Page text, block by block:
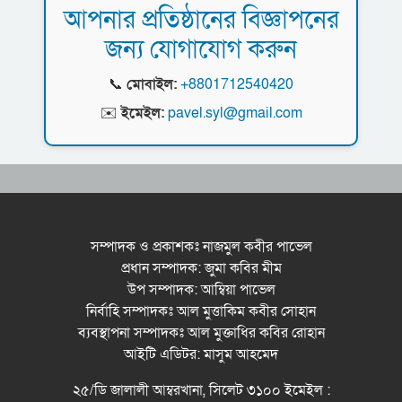
রসময় মেমোরিয়াল উচ্চ বিদ্যালয়ের নতুন ভবনের
উদ্বোধন করলেন মন্ত্রী মুক্তাদির
দিগন্তে মেট্রোপলিটন ইউনিভার্সিটি রিসার্চ সোসাইটি
জেলা পরিষদের প্রশাসক আবুল কাহের চৌধুরী জুলাই
স্মৃতিস্তম্ভে শ্রদ্ধা নিবেদন
সিলেট মহানগর ছাত্রশিবিরের মিছিল সম্পন্ন
ধরিত্রী রক্ষায় আমরা’র উদ্যোগে সিলেটে বৃক্ষ রোপনের
নর্থ ইস্ট ইউনিভার্সিটিতে রচনা ও আবৃত্তি
প্রতিযোগিতার পুরষ্কার বিতরণী অনুষ্ঠিত
সিকৃবি’তে জুলাই গণ-অভ্যুত্থান দিবস উপলক্ষে
বৃক্ষরোপণ কর্মসুচি পালন
রসময় মেমোরিয়াল উচ্চ বিদ্যালয়ের নতুন ভবনের
আপনার প্রতিষ্ঠানের বিজ্ঞাপনের
জন্য যোগাযোগ করুন
📞 মোবাইল:+8801712540420
✉️ইমেইল: pavel.syl@gmail.com
সম্পাদক ও প্রকাশকঃ নাজমুল কবীর পাভেল
প্রধান সম্পাদক: জুমা কবির মীম
উপ সম্পাদক: আম্বিয়া পাভেল
নির্বাহি সম্পাদকঃ আল মুত্তাকিম কবীর সোহান
ব্যবস্থাপনা সম্পাদকঃ আল মুক্তাধির কবির রোহান
আইটি এডিটর: মাসুম আহমেদ
২৫/ডি জালালী আম্বরখানা, সিলেট ৩১০০ ইমেইল :